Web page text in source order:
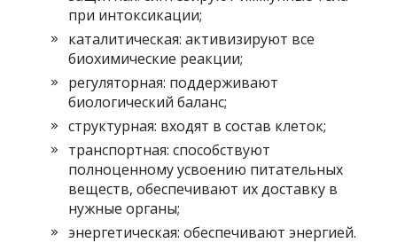
при интоксикации;
каталитическая: активизируют все
биохимические реакции;
регуляторная: поддерживают
биологический баланс;
структурная: входят в состав клеток;
транспортная: способствуют
полноценному усвоению питательных
веществ, обеспечивают их доставку в
нужные органы;
энергетическая: обеспечивают энергией.